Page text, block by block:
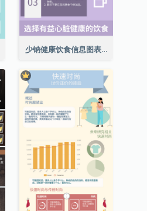
少钠健康饮食信息图表